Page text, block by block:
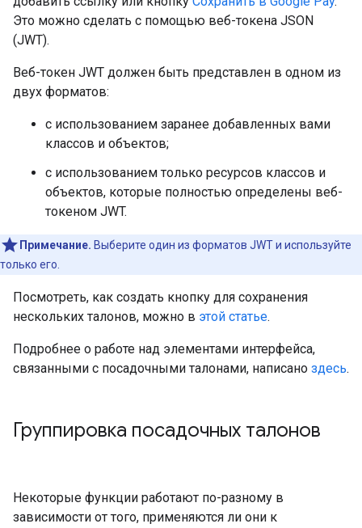
Это можно сделать с помощью веб-токена JSON
(JWT).
Веб-токен JWT должен быть представлен в одном из
двух форматов:
с использованием заранее добавленных вами
классов и объектов;
с использованием только ресурсов классов и
объектов, которые полностью определены веб-
токеном JWT.
Примечание. Выберите один из форматов JWT и используйте
только его.
Посмотреть, как создать кнопку для сохранения
нескольких талонов, можно в этой статье.
Подробнее о работе над элементами интерфейса,
связанными с посадочными талонами, написано здесь.
Группировка посадочных талонов
Некоторые функции работают по-разному в
зависимости от того, применяются ли они к